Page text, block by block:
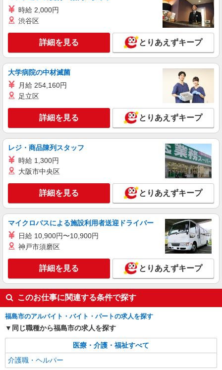
株式会社kotrio /●SD-H-1975329
福島市｜リハビリ補助などのデイサービス
時給1350円〜2062円 ＜日払い有/週払い有/交
通費全支給(ガソリン代含む)＞
福島市内 最寄り駅：福島
キープ 詳細を見る
株式会社kotrio /●SD-H-1894695
＜福島市＞サ高住スタッフ＊教育体制充実
◎30代・40代活躍中
時給1450円〜2062円 ＜日払い有/週払い有/交
キープ 詳細を見る
派遣社員
株式会社kotrio /●SD-H-1993133
福島市＊グループホームSTAFF＊生活のサポ
通費全支給(ガソリン代含む)＞
福島市内 最寄り駅：福島
キープ
株式会社kotrio /●SD-H-1811173
障がい者デイで送迎、見守りなど★福島市★運
転できる方急募
時給 2,000円
渋谷区
詳細を見る とりあえずキープ
大学病院の中材滅菌
月給 254,160円
足立区
詳細を見る とりあえずキープ
レジ・商品陳列スタッフ
時給 1,300円
大阪市中央区
詳細を見る とりあえずキープ
マイクロバスによる施設利用者送迎ドライバー
日給 10,900円〜10,900円
神戸市須磨区
詳細を見る とりあえずキープ
このお仕事に関連する条件で探す
福島市のアルバイト・バイト・パートの求人を探す
同じ職種から福島市の求人を探す
医療・介護・福祉すべて
介護職・ヘルパー